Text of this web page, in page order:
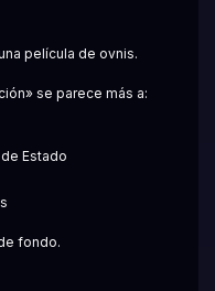
película de ovnis.
se parece más a:
Estado
fondo.